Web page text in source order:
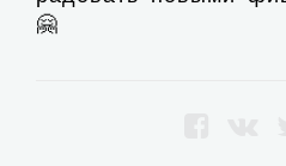
🤗